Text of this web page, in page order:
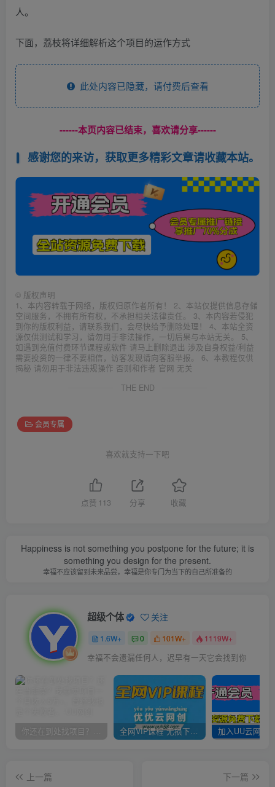
人。
下面，荔枝将详细解析这个项目的运作方式
此处内容已隐藏，请付费后查看
------本页内容已结束，喜欢请分享------
感谢您的来访，获取更多精彩文章请收藏本站。
© 版权声明
1、本内容转载于网络，版权归原作者所有！ 2、本站仅提供信息存储
空间服务，不拥有所有权，不承担相关法律责任。 3、本内容若侵犯
到你的版权利益，请联系我们，会尽快给予删除处理！ 4、本站全资
源仅供测试和学习，请勿用于非法操作，一切后果与本站无关。 5、
如遇到充值付费环节课程或软件 请马上删除退出 涉及自身权益/利益
需要投资的一律不要相信，访客发现请向客服举报。 6、本教程仅供
揭秘 请勿用于非法违规操作 否则和作者 官网 无关
THE END
会员专属
喜欢就支持一下吧
点赞 113 分享 收藏
Happiness is not something you postpone for the future; it is
something you design for the present.
幸福不应该留到未来品尝，幸福是你专门为当下的自己所准备的
超级个体 关注
1.6W+ 0 101W+ 1119W+
幸福不会遗漏任何人，迟早有一天它会找到你
你还在到处找项目？还在当韭菜？我靠卖项目一个月收入5万+，曾经我也是个失败者。 全网VIP课程 无损下载~
上一篇
下一篇